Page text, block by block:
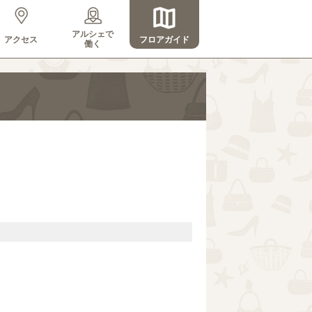
アクセス
アルシェで
働く
フロアガイド